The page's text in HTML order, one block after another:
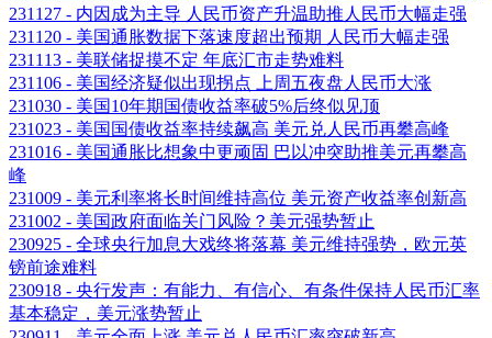
231127 - 内因成为主导 人民币资产升温助推人民币大幅走强
231120 - 美国通胀数据下落速度超出预期 人民币大幅走强
231113 - 美联储捉摸不定 年底汇市走势难料
231106 - 美国经济疑似出现拐点 上周五夜盘人民币大涨
231030 - 美国10年期国债收益率破5%后终似见顶
231023 - 美国国债收益率持续飙高 美元兑人民币再攀高峰
231016 - 美国通胀比想象中更顽固 巴以冲突助推美元再攀高
峰
231009 - 美元利率将长时间维持高位 美元资产收益率创新高
231002 - 美国政府面临关门风险？美元强势暂止
230925 - 全球央行加息大戏终将落幕 美元维持强势，欧元英
镑前途难料
230918 - 央行发声：有能力、有信心、有条件保持人民币汇率
基本稳定，美元涨势暂止